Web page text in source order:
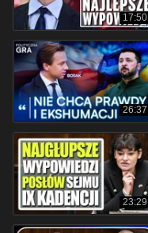
17:50
26:37
23:29